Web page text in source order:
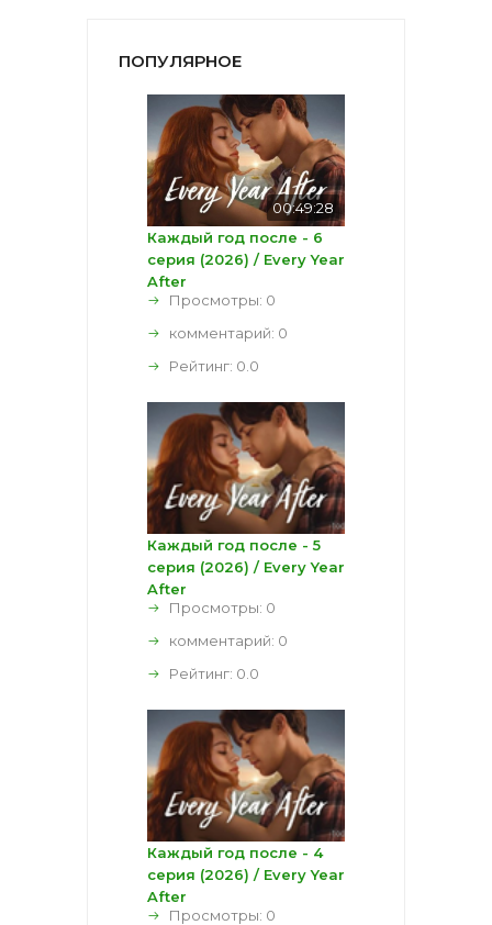
ПОПУЛЯРНОЕ
00:49:28
Каждый год после - 6
серия (2026) / Every Year
After
Просмотры: 0
комментарий: 0
Рейтинг: 0.0
Каждый год после - 5
серия (2026) / Every Year
After
Просмотры: 0
комментарий: 0
Рейтинг: 0.0
Каждый год после - 4
серия (2026) / Every Year
After
Просмотры: 0